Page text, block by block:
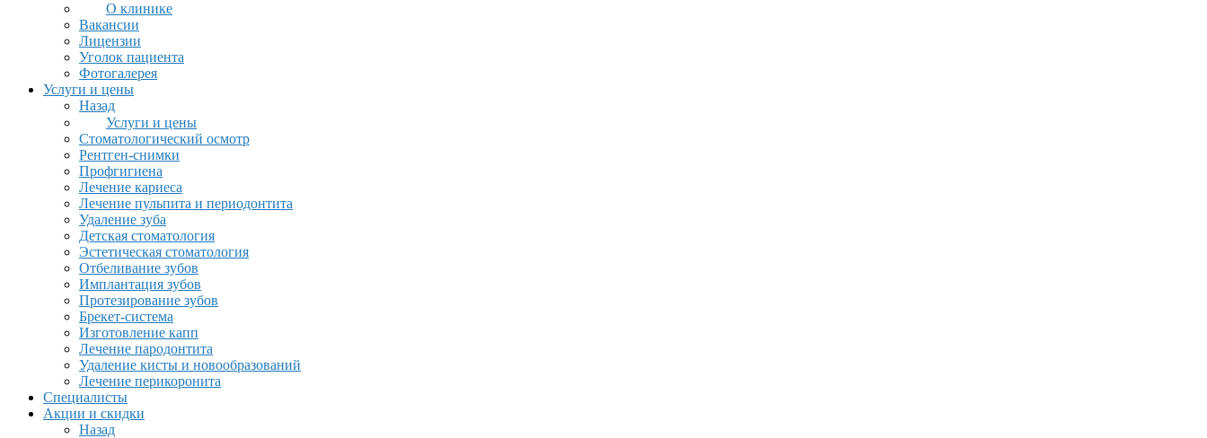
О клинике
Вакансии
Лицензии
Уголок пациента
Фотогалерея
Услуги и цены
Назад
Услуги и цены
Стоматологический осмотр
Рентген-снимки
Профгигиена
Лечение кариеса
Лечение пульпита и периодонтита
Удаление зуба
Детская стоматология
Эстетическая стоматология
Отбеливание зубов
Имплантация зубов
Протезирование зубов
Брекет-система
Изготовление капп
Лечение пародонтита
Удаление кисты и новообразований
Лечение перикоронита
Специалисты
Акции и скидки
Назад